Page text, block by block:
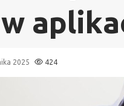
2025 424